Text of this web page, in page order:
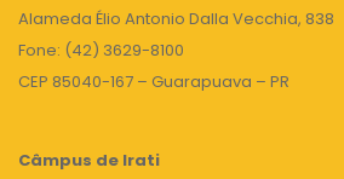
Alameda Élio Antonio Dalla Vecchia, 838
Fone: (42) 3629-8100
CEP 85040-167 – Guarapuava – PR
Câmpus de Irati